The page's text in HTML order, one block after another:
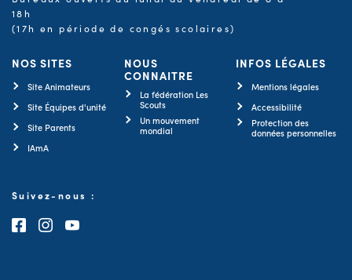
18h
(17h en période de congés scolaires)
NOS SITES
Site Animateurs
Site Équipes d'unité
Site Parents
IAmA
NOUS
CONNAITRE
La fédération Les
Scouts
Un mouvement
mondial
INFOS LÉGALES
Mentions légales
Accessibilité
Protection des
données personnelles
Suivez-nous :
Consultez notre page Facebook
Consultez notre page Instagram
Consultez notre chaîne Youtube